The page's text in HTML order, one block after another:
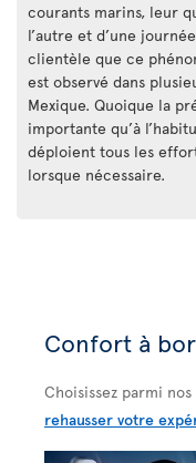
courants marins, leur
l’autre et d’une
clientèle que ce
est observé dans
Mexique. Quoique la
importante qu’à
déploient tous les
lorsque nécessaire.
Confort à
Choisissez parmi
rehausser votre